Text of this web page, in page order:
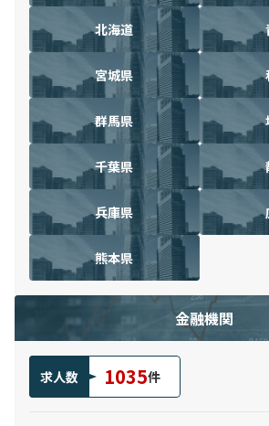
北海道
宮城県
群馬県
千葉県
兵庫県
熊本県
金融機関
求人数 1035件